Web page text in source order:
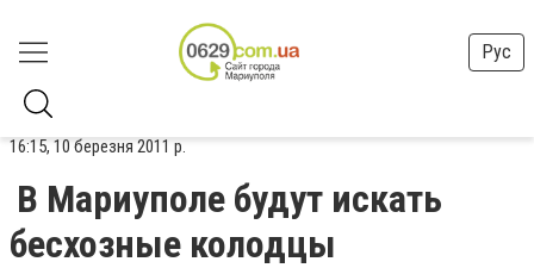
Рус
16:15, 10 березня 2011 р.
В Мариуполе будут искать
бесхозные колодцы